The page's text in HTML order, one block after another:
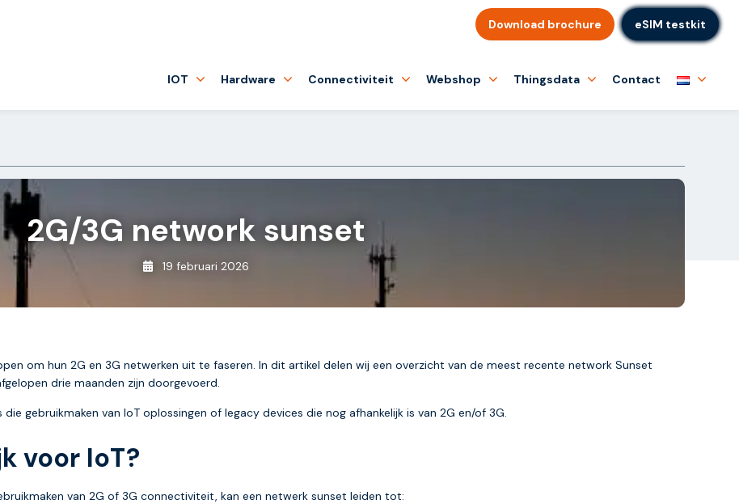
Download brochure eSIM testkit
IOT Hardware Connectiviteit Webshop Thingsdata Contact
2G/3G network sunset
19 februari 2026
om hun 2G en 3G netwerken uit te faseren. In dit artikel delen wij een overzicht van de meest recente network Sunset
drie maanden zijn doorgevoerd.
gebruikmaken van IoT oplossingen of legacy devices die nog afhankelijk is van 2G en/of 3G.
voor IoT?
van 2G of 3G connectiviteit, kan een netwerk sunset leiden tot: